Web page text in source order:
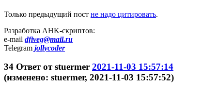
Только предыдущий пост не надо цитировать.
Разработка AHK-скриптов:
e-mail dfiveg@mail.ru
Telegram jollycoder
34 Ответ отstuermer 2021-11-03 15:57:14
(изменено: stuermer, 2021-11-03 15:57:52)